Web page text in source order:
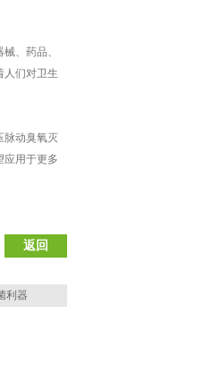
、药品、
人们对卫生
脉动臭氧灭
应用于更多
返回
利器